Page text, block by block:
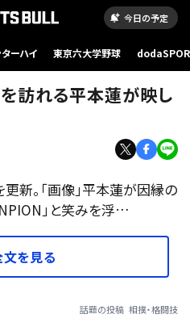
今日の予定
ーハイ 東京六大学野球
訪れる平本蓮が映し
新。「画像」平本蓮が因縁の
」と笑みを浮…
を見る
話題の投稿 相撲・格闘技